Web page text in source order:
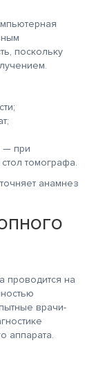
поскольку
— при
томографа.
анамнез
проводится на
врачи-
аппарата.